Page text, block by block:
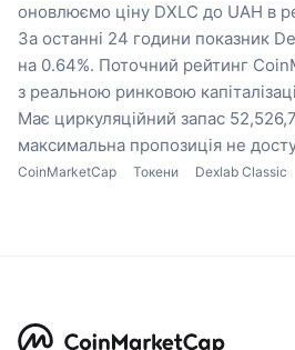
оновлюємо ціну DXLC до UAH в
За останні 24 години показник
на 0.64%. Поточний рейтинг
з реальною ринковою
Має циркуляційний запас
максимальна пропозиція не
CoinMarketCap Токени Dexlab Classic